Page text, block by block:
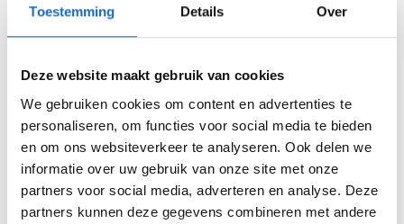
Toestemming Details Over
Deze website maakt gebruik van cookies
We gebruiken cookies om content en advertenties te
personaliseren, om functies voor social media te bieden
en om ons websiteverkeer te analyseren. Ook delen we
informatie over uw gebruik van onze site met onze
partners voor social media, adverteren en analyse. Deze
partners kunnen deze gegevens combineren met andere
115139,15
Bekijk
Op voorraad
Vandaag besteld, binnen 2-5 werkdagen bezorgd